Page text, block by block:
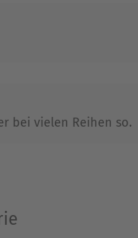
auch international
bei vielen Reihen so.